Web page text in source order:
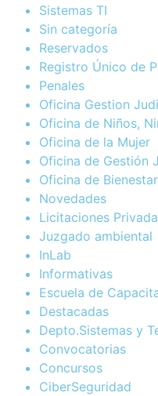
Sistemas TI
Sin categoría
Reservados
Registro Único de
Penales
Oficina Gestion
Oficina de Niños,
Oficina de la Mujer
Oficina de Gestión
Oficina de
Novedades
Licitaciones
Juzgado ambiental
InLab
Informativas
Escuela de
Destacadas
Depto.Sistemas y
Convocatorias
Concursos
CiberSeguridad